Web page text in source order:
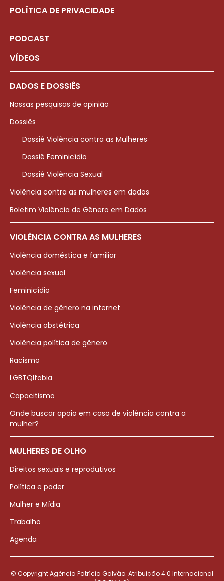
POLÍTICA DE PRIVACIDADE
PODCAST
VÍDEOS
DADOS E DOSSIÊS
Nossas pesquisas de opinião
Dossiês
Dossiê Violência contra as Mulheres
Dossiê Feminicídio
Dossiê Violência Sexual
Violência contra as mulheres em dados
Boletim Violência de Gênero em Dados
VIOLÊNCIA CONTRA AS MULHERES
Violência doméstica e familiar
Violência sexual
Feminicídio
Violência de gênero na internet
Violência obstétrica
Violência política de gênero
Racismo
LGBTQIfobia
Capacitismo
Onde buscar apoio em caso de violência contra a
mulher?
MULHERES DE OLHO
Direitos sexuais e reprodutivos
Política e poder
Mulher e Mídia
Trabalho
Agenda
© Copyright Agência Patrícia Galvão. Atribuição 4.0 Internacional